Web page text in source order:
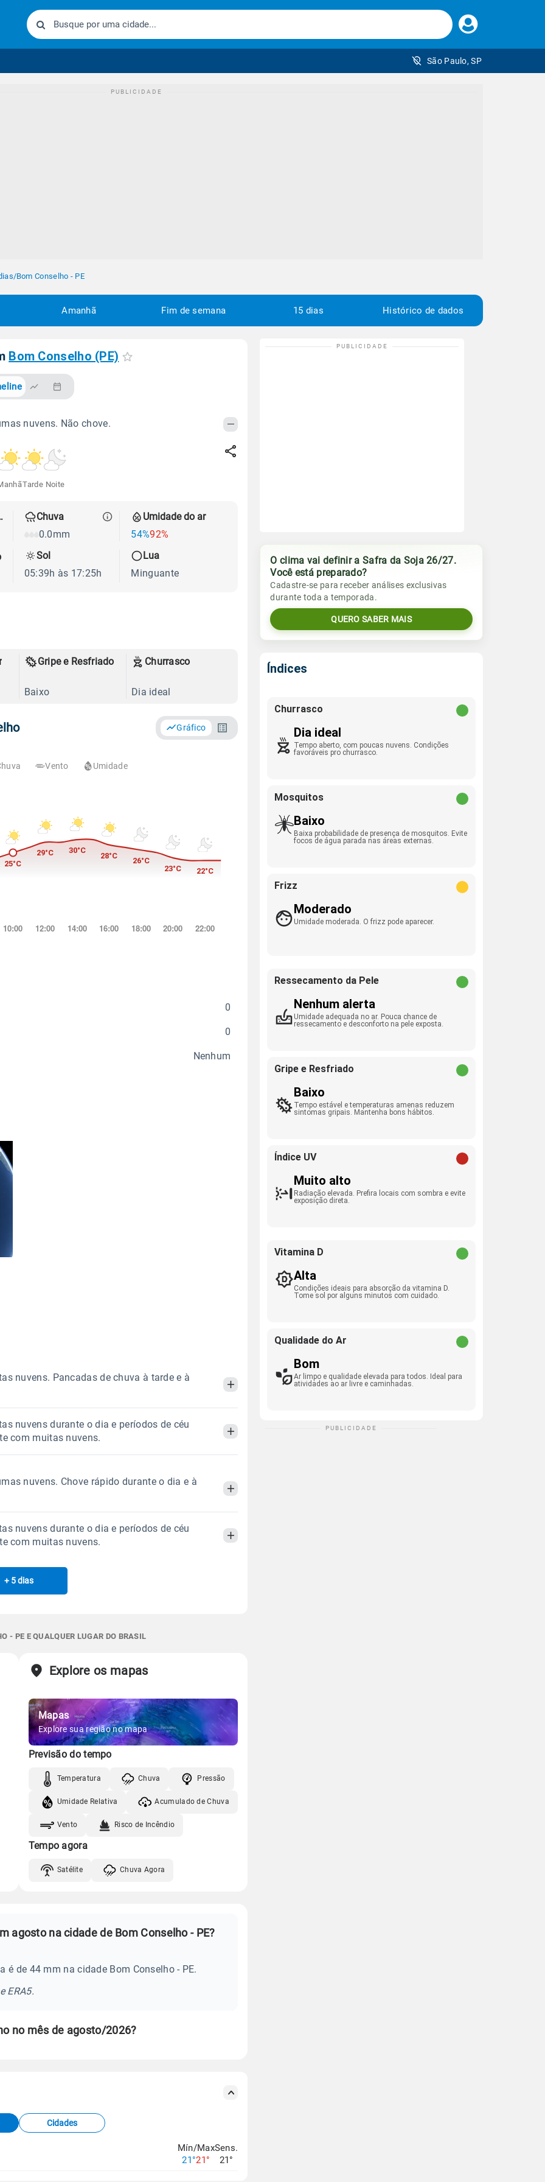
Faça
seu
São Paulo, SP
/Bom Conselho - PE
Amanhã Fim de semana 15 dias Histórico de dados
Bom Conselho (PE)
nuvens. Não chove.
Tarde Noite
Chuva
0.0mm
Umidade do ar
54%92%
Sol
05:39h às 17:25h
Lua
Minguante
Gripe e Resfriado
Baixo
Churrasco
Dia ideal
Gráfico
Vento Umidade
0
0
Nenhum
nuvens. Pancadas de chuva à tarde e à
Noite
0.6mm
05:39h às 17:25h
Minguante
nuvens durante o dia e períodos de céu
com muitas nuvens.
Tarde Noite
Chuva
0.0mm
Umidade do ar
59%97%
05:39h às 17:25h
nuvens. Chove rápido durante o dia e à
Noite
Chuva
05:38h às 17:25h
Minguante
Vento Umidade
nuvens durante o dia e períodos de céu
com muitas nuvens.
ManhãTarde
0.0mm
55%
05:38h às 17:25h
Nova
Gráfico
Vento Umidade
+ 5 dias
- PE E QUALQUER LUGAR DO BRASIL
Explore os mapas
Mapas
Explore sua região no mapa
Previsão do tempo
Temperatura Chuva Pressão
Umidade Relativa Acumulado de Chuva
Vento Risco de Incêndio
Tempo agora
Satélite Chuva Agora
agosto na cidade de Bom Conselho - PE?
é de 44 mm na cidade Bom Conselho - PE.
ERA5.
no mês de agosto/2026?
Cidades
Mín/Max
21°21°
Sens.
21°
O clima vai definir a Safra da Soja 26/27.
Você está preparado?
Cadastre-se para receber análises exclusivas
durante toda a temporada.
QUERO SABER MAIS
Índices
Churrasco
Dia ideal
Tempo aberto, com poucas nuvens. Condições
favoráveis pro churrasco.
Mosquitos
Baixo
Baixa probabilidade de presença de mosquitos. Evite
focos de água parada nas áreas externas.
Frizz
Moderado
Umidade moderada. O frizz pode aparecer.
Ressecamento da Pele
Nenhum alerta
Umidade adequada no ar. Pouca chance de
ressecamento e desconforto na pele exposta.
Gripe e Resfriado
Baixo
Tempo estável e temperaturas amenas reduzem
sintomas gripais. Mantenha bons hábitos.
Índice UV
Muito alto
Radiação elevada. Prefira locais com sombra e evite
exposição direta.
Vitamina D
Alta
Condições ideais para absorção da vitamina D.
Tome sol por alguns minutos com cuidado.
Qualidade do Ar
Bom
Ar limpo e qualidade elevada para todos. Ideal para
atividades ao ar livre e caminhadas.